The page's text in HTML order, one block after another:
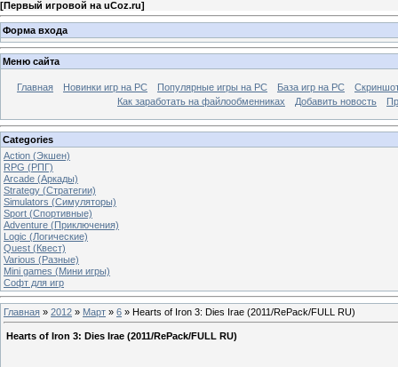
[Первый игровой на uCoz.ru]
Форма входа
Меню сайта
Главная Новинки игр на PC Популярные игры на PC База игр на РС
Как заработать на файлообменниках
Добавить новость
Categories
Action (Экшен)
RPG (РПГ)
Arcade (Аркады)
Strategy (Стратегии)
Simulators (Симуляторы)
Sport (Спортивные)
Adventure (Приключения)
Logic (Логические)
Quest (Квест)
Various (Разные)
Mini games (Мини игры)
Софт для игр
Главная » 2012 » Март » 6 » Hearts of Iron 3: Dies Irae (2011/RePack/FULL RU)
Hearts of Iron 3: Dies Irae (2011/RePack/FULL RU)